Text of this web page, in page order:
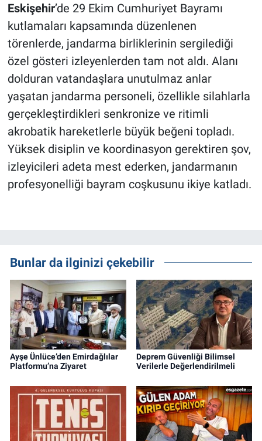
Eskişehir’de 29 Ekim Cumhuriyet Bayramı
kutlamaları kapsamında düzenlenen
törenlerde, jandarma birliklerinin sergilediği
özel gösteri izleyenlerden tam not aldı. Alanı
dolduran vatandaşlara unutulmaz anlar
yaşatan jandarma personeli, özellikle silahlarla
gerçekleştirdikleri senkronize ve ritimli
akrobatik hareketlerle büyük beğeni topladı.
Yüksek disiplin ve koordinasyon gerektiren şov,
izleyicileri adeta mest ederken, jandarmanın
profesyonelliği bayram coşkusunu ikiye katladı.
Bunlar da ilginizi çekebilir
Ayşe Ünlüce’den Emirdağlılar
Platformu’na Ziyaret
Deprem Güvenliği Bilimsel
Verilerle Değerlendirilmeli
Magazin
Bilim ve Teknoloji